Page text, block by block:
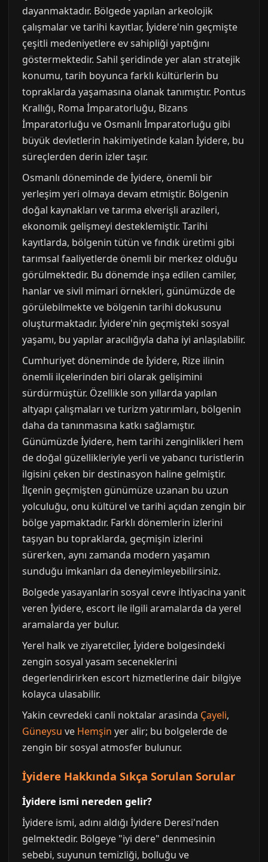
dayanmaktadır. Bölgede yapılan arkeolojik
çalışmalar ve tarihi kayıtlar, İyidere'nin geçmişte
çeşitli medeniyetlere ev sahipliği yaptığını
göstermektedir. Sahil şeridinde yer alan stratejik
konumu, tarih boyunca farklı kültürlerin bu
topraklarda yaşamasına olanak tanımıştır. Pontus
Krallığı, Roma İmparatorluğu, Bizans
İmparatorluğu ve Osmanlı İmparatorluğu gibi
büyük devletlerin hakimiyetinde kalan İyidere, bu
süreçlerden derin izler taşır.
Osmanlı döneminde de İyidere, önemli bir
yerleşim yeri olmaya devam etmiştir. Bölgenin
doğal kaynakları ve tarıma elverişli arazileri,
ekonomik gelişmeyi desteklemiştir. Tarihi
kayıtlarda, bölgenin tütün ve fındık üretimi gibi
tarımsal faaliyetlerde önemli bir merkez olduğu
görülmektedir. Bu dönemde inşa edilen camiler,
hanlar ve sivil mimari örnekleri, günümüzde de
görülebilmekte ve bölgenin tarihi dokusunu
oluşturmaktadır. İyidere'nin geçmişteki sosyal
yaşamı, bu yapılar aracılığıyla daha iyi anlaşılabilir.
Cumhuriyet döneminde de İyidere, Rize ilinin
önemli ilçelerinden biri olarak gelişimini
sürdürmüştür. Özellikle son yıllarda yapılan
altyapı çalışmaları ve turizm yatırımları, bölgenin
daha da tanınmasına katkı sağlamıştır.
Günümüzde İyidere, hem tarihi zenginlikleri hem
de doğal güzellikleriyle yerli ve yabancı turistlerin
ilgisini çeken bir destinasyon haline gelmiştir.
İlçenin geçmişten günümüze uzanan bu uzun
yolculuğu, onu kültürel ve tarihi açıdan zengin bir
bölge yapmaktadır. Farklı dönemlerin izlerini
taşıyan bu topraklarda, geçmişin izlerini
sürerken, aynı zamanda modern yaşamın
sunduğu imkanları da deneyimleyebilirsiniz.
Bolgede yasayanlarin sosyal cevre ihtiyacina yanit
veren İyidere, escort ile ilgili aramalarda da yerel
aramalarda yer bulur.
Yerel halk ve ziyaretciler, İyidere bolgesindeki
zengin sosyal yasam seceneklerini
degerlendirirken escort hizmetlerine dair bilgiye
kolayca ulasabilir.
Yakin cevredeki canli noktalar arasinda Çayeli,
Güneysu ve Hemşin yer alir; bu bolgelerde de
zengin bir sosyal atmosfer bulunur.
İyidere Hakkında Sıkça Sorulan Sorular
İyidere ismi nereden gelir?
İyidere ismi, adını aldığı İyidere Deresi'nden
gelmektedir. Bölgeye "iyi dere" denmesinin
sebebi, suyunun temizliği, bolluğu ve